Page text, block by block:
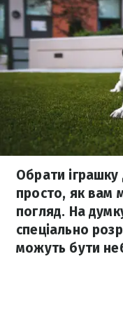
Обрати
просто, як вам
погляд. На
спеціально
можуть бути